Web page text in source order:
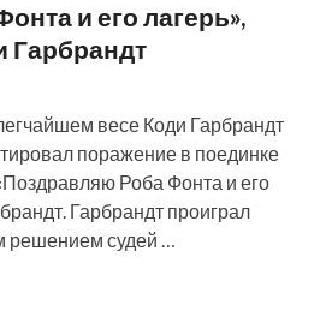
и его лагерь»,
Гарбрандт
весе Коди Гарбрандт
поражение в поединке
Роба Фонта и его
Гарбрандт проиграл
решением судей …